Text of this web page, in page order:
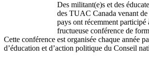
Des militant(e)s et des
des TUAC Canada venantde
pays ont récemment participé
fructueuse conférence de
Cette conférence est organisée chaque année
d’éducation etd’action politique du Conseil